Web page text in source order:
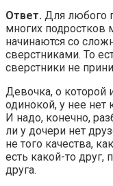
Ответ. Для любого
многих подростков
начинаются со
сверстниками. То
сверстники не
Девочка, о которой
одинокой, у нее нет
И надо, конечно,
ли у дочери нет
не того качества,
есть какой-то друг,
друга.